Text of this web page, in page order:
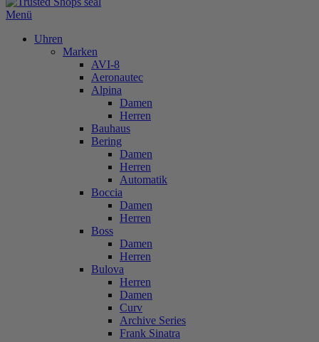
Menü
Uhren
Marken
AVI-8
Aeronautec
Alpina
Damen
Herren
Bauhaus
Bering
Damen
Herren
Automatik
Boccia
Damen
Herren
Boss
Damen
Herren
Bulova
Herren
Damen
Curv
Archive Series
Frank Sinatra